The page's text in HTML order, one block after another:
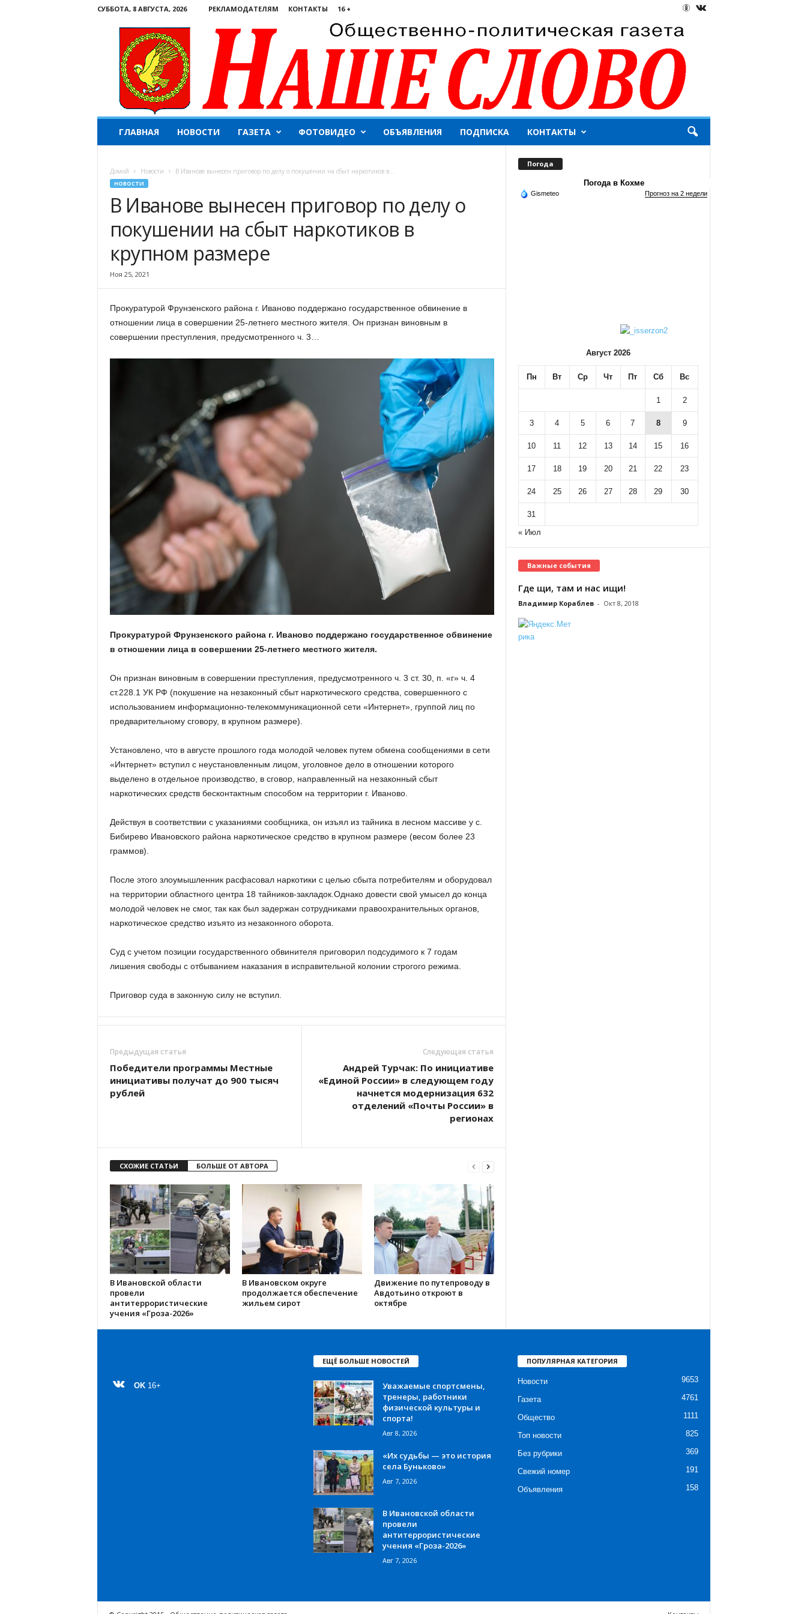
СУББОТА, 8 АВГУСТА, 2026 РЕКЛАМОДАТЕЛЯМ КОНТАКТЫ 16 +
ш
м
ГЛАВНАЯ НОВОСТИ ГАЗЕТА ФОТОВИДЕО ОБЪЯВЛЕНИЯ ПОДПИСКА КОНТАКТЫ
Домой Новости В Иванове вынесен приговор по делу о покушении на сбыт наркотиков в...
НОВОСТИ
В Иванове вынесен приговор по делу о
покушении на сбыт наркотиков в
крупном размере
Ноя 25, 2021
Прокуратурой Фрунзенского района г. Иваново поддержано государственное обвинение в
отношении лица в совершении 25-летнего местного жителя. Он признан виновным в
совершении преступления, предусмотренного ч. 3…
Прокуратурой Фрунзенского района г. Иваново поддержано государственное обвинение
в отношении лица в совершении 25-летнего местного жителя.
Он признан виновным в совершении преступления, предусмотренного ч. 3 ст. 30, п. «г» ч. 4
ст.228.1 УК РФ (покушение на незаконный сбыт наркотического средства, совершенного с
использованием информационно-телекоммуникационной сети «Интернет», группой лиц по
предварительному сговору, в крупном размере).
Установлено, что в августе прошлого года молодой человек путем обмена сообщениями в сети
«Интернет» вступил с неустановленным лицом, уголовное дело в отношении которого
выделено в отдельное производство, в сговор, направленный на незаконный сбыт
наркотических средств бесконтактным способом на территории г. Иваново.
Действуя в соответствии с указаниями сообщника, он изъял из тайника в лесном массиве у с.
Бибирево Ивановского района наркотическое средство в крупном размере (весом более 23
граммов).
После этого злоумышленник расфасовал наркотики с целью сбыта потребителям и оборудовал
на территории областного центра 18 тайников-закладок.Однако довести свой умысел до конца
молодой человек не смог, так как был задержан сотрудниками правоохранительных органов,
наркотическое средство изъято из незаконного оборота.
Суд с учетом позиции государственного обвинителя приговорил подсудимого к 7 годам
лишения свободы с отбыванием наказания в исправительной колонии строгого режима.
Приговор суда в законную силу не вступил.
Предыдущая статья
Победители программы Местные
инициативы получат до 900 тысяч
рублей
Следующая статья
Андрей Турчак: По инициативе
«Единой России» в следующем году
начнется модернизация 632
отделений «Почты России» в
регионах
СХОЖИЕ СТАТЬИ БОЛЬШЕ ОТ АВТОРА
В Ивановской области
провели
антитеррористические
учения «Гроза-2026»
В Ивановском округе
продолжается обеспечение
жильем сирот
Движение по путепроводу в
Авдотьино откроют в
октябре
Погода
Погода в Кохме
Gismeteo Прогноз на 2 недели
Август 2026
Пн Вт Ср Чт Пт Сб Вс
1 2
3 4 5 6 7 8 9
10 11 12 13 14 15 16
17 18 19 20 21 22 23
24 25 26 27 28 29 30
31
« Июл
Важные события
Где щи, там и нас ищи!
Владимир Кораблев - Окт 8, 2018
OK 16+
ЕЩЁ БОЛЬШЕ НОВОСТЕЙ
Уважаемые спортсмены,
тренеры, работники
физической культуры и
спорта!
Авг 8, 2026
«Их судьбы — это история
села Буньково»
Авг 7, 2026
В Ивановской области
провели
антитеррористические
учения «Гроза-2026»
Авг 7, 2026
ПОПУЛЯРНАЯ КАТЕГОРИЯ
Новости 9653
Газета 4761
Общество 1111
Топ новости 825
Без рубрики 369
Свежий номер 191
Объявления 158